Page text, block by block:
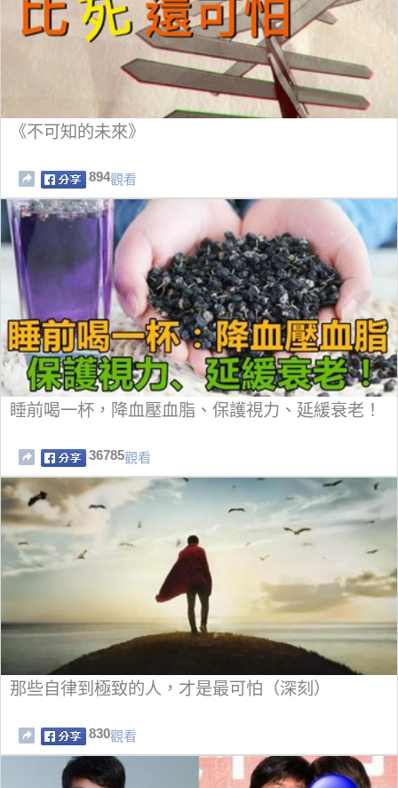
《不可知的未來》
894觀看
睡前喝一杯，降血壓血脂、保護視力、延緩衰老！
36785觀看
那些自律到極致的人，才是最可怕（深刻）
830觀看